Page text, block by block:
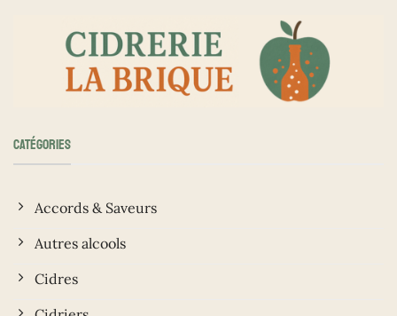
CATÉGORIES
Accords & Saveurs
Autres alcools
Cidres